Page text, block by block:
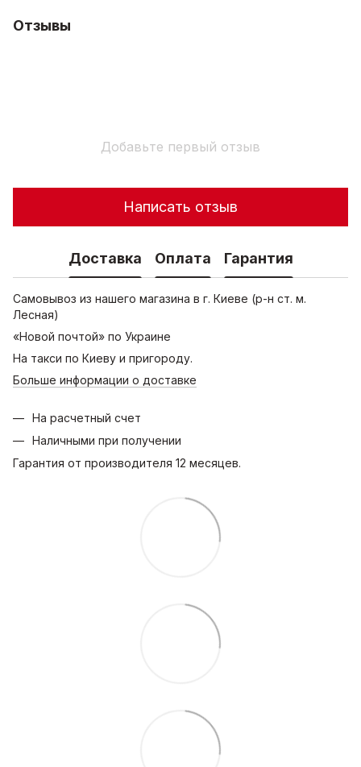
Отзывы
Добавьте первый отзыв
Написать отзыв
Доставка Оплата Гарантия
Самовывоз из нашего магазина в г. Киеве (р-н ст. м.
Лесная)
«Новой почтой» по Украине
На такси по Киеву и пригороду.
Больше информации о доставке
На расчетный счет
Наличными при получении
Гарантия от производителя 12 месяцев.